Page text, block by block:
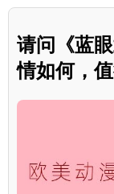
请问《蓝
情如何，